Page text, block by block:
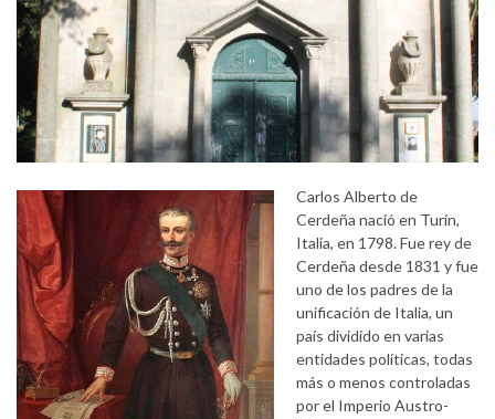
Carlos Alberto de
Cerdeña nació en Turín,
Italia, en 1798. Fue rey de
Cerdeña desde 1831 y fue
uno de los padres de la
unificación de Italia, un
país dividido en varias
entidades políticas, todas
más o menos controladas
por el Imperio Austro-